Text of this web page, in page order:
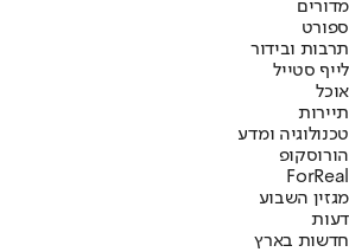
מדורים
ספורט
תרבות ובידור
לייף סטייל
אוכל
תיירות
טכנולוגיה ומדע
הורוסקופ
ForReal
מגזין השבוע
דעות
חדשות בארץ